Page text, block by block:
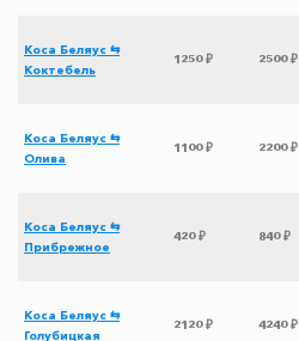
Коса Беляус ⇆
Коктебель
1250 ₽ 2500 ₽
Коса Беляус ⇆
Олива
1100 ₽ 2200 ₽
Коса Беляус ⇆
Прибрежное
420 ₽ 840 ₽
Коса Беляус ⇆
Голубицкая
2120 ₽ 4240 ₽